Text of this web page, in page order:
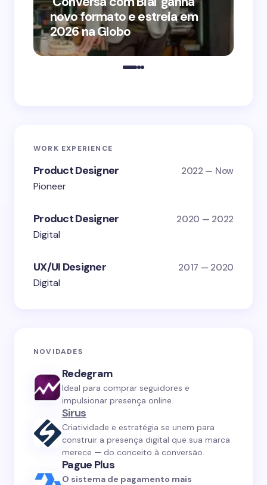
novo formato e estreia em
2026 na Globo
WORK EXPERIENCE
Product Designer 2022 — Now
Pioneer
Product Designer 2020 — 2022
Digital
UX/UI Designer 2017 — 2020
Digital
NOVIDADES
Redegram
Ideal para comprar seguidores e
impulsionar presença online.
Sirus
Criatividade e estratégia se unem para
construir a presença digital que sua marca
merece — do conceito à conversão.
Pague Plus
O sistema de pagamento mais